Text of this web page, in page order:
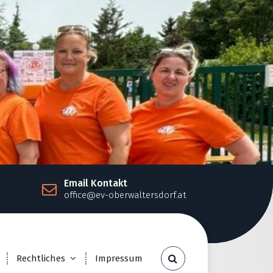
Email Kontakt
office@ev-oberwaltersdorf.at
Rechtliches Impressum